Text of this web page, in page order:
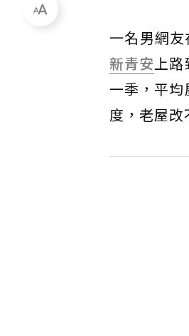
一名男網友
新青安上路
一季，平
度，老屋改